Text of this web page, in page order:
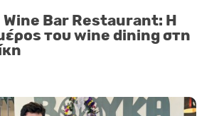
Bar Restaurant: Η
του wine dining στη